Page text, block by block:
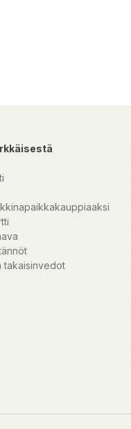
av plast
"standarden"
runt
de vanligaste
säga sovsäckar
större tältrullar,
takaisinvedot